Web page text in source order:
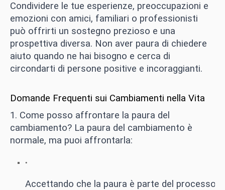
Condividere le tue esperienze, preoccupazioni e
emozioni con amici, familiari o professionisti
può offrirti un sostegno prezioso e una
prospettiva diversa. Non aver paura di chiedere
aiuto quando ne hai bisogno e cerca di
circondarti di persone positive e incoraggianti.
Domande Frequenti sui Cambiamenti nella Vita
1. Come posso affrontare la paura del
cambiamento? La paura del cambiamento è
normale, ma puoi affrontarla:
Accettando che la paura è parte del processo